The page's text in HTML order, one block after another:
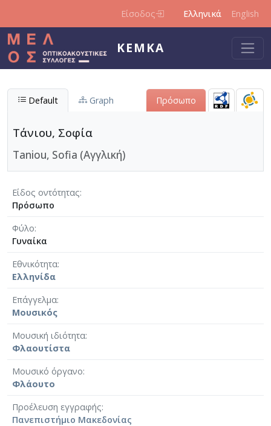
Είσοδος Ελληνικά English
ΚΕΜΚΑ
Default Graph Πρόσωπο
Τάνιου, Σοφία
Taniou, Sofia (Αγγλική)
Είδος οντότητας
Πρόσωπο
Φύλο
Γυναίκα
Εθνικότητα
Ελληνίδα
Επάγγελμα
Μουσικός
Μουσική ιδιότητα
Φλαουτίστα
Μουσικό όργανο
Φλάουτο
Προέλευση εγγραφής
Πανεπιστήμιο Μακεδονίας